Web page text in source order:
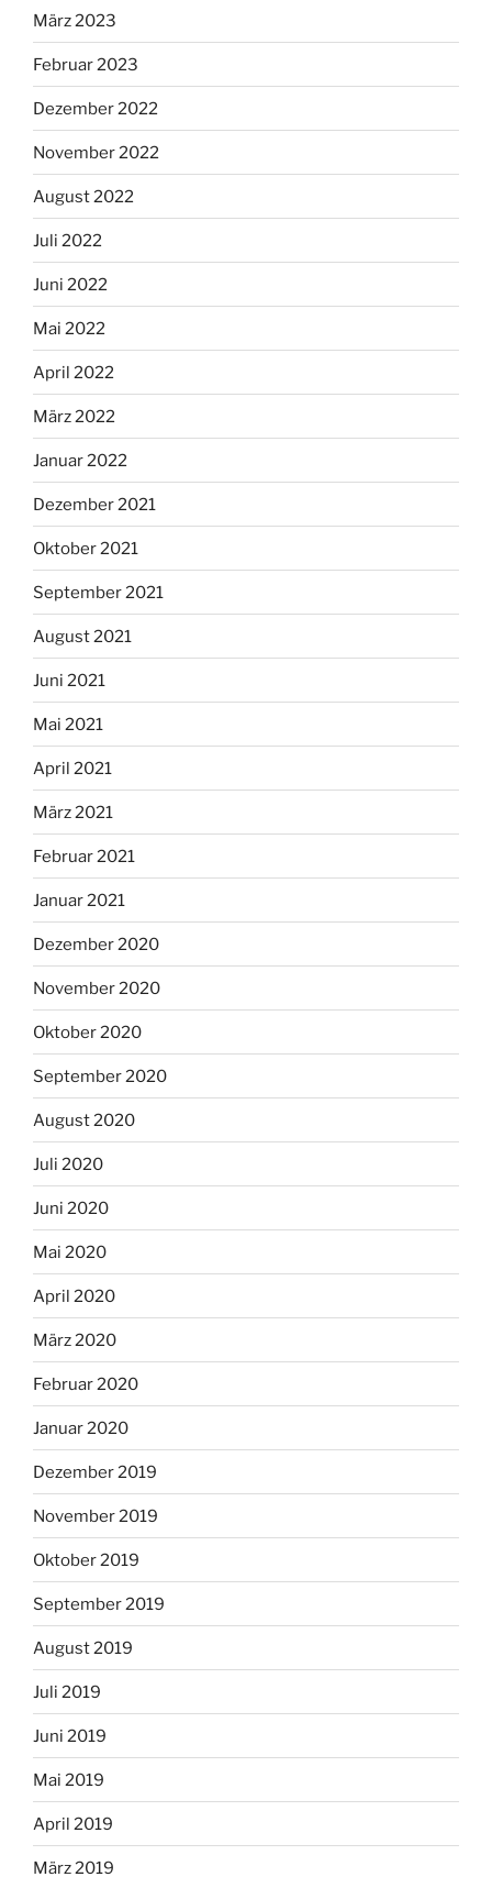
März 2023
Februar 2023
Dezember 2022
November 2022
August 2022
Juli 2022
Juni 2022
Mai 2022
April 2022
März 2022
Januar 2022
Dezember 2021
Oktober 2021
September 2021
August 2021
Juni 2021
Mai 2021
April 2021
März 2021
Februar 2021
Januar 2021
Dezember 2020
November 2020
Oktober 2020
September 2020
August 2020
Juli 2020
Juni 2020
Mai 2020
April 2020
März 2020
Februar 2020
Januar 2020
Dezember 2019
November 2019
Oktober 2019
September 2019
August 2019
Juli 2019
Juni 2019
Mai 2019
April 2019
März 2019